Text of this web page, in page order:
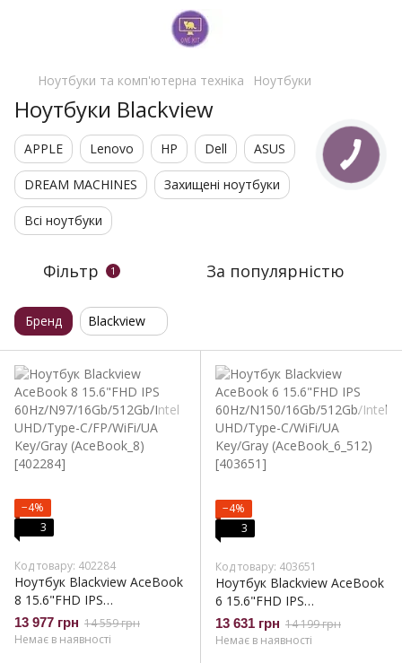
Ноутбуки та комп'ютерна техніка Ноутбуки
Ноутбуки Blackview
APPLE Lenovo HP Dell ASUS
DREAM MACHINES Захищені ноутбуки
Всі ноутбуки
Фільтр 1 За популярністю
Бренд Blackview
−4%
3
Код товару: 402284
Ноутбук Blackview AceBook
8 15.6"FHD IPS
60Hz/N97/16Gb/512Gb/Intel
UHD/Type-C/FP/WiFi/UA
13 977 грн 14 559 грн
Немає в наявності
−4%
3
Код товару: 403651
Ноутбук Blackview AceBook
6 15.6"FHD IPS
60Hz/N150/16Gb/512Gb/Intel
UHD/Type-C/WiFi/UA
13 631 грн 14 199 грн
Немає в наявності